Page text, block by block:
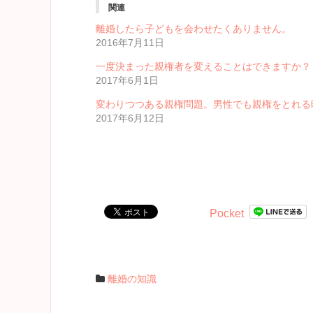
関連
離婚したら子どもを会わせたくありません。
2016年7月11日
一度決まった親権者を変えることはできますか？
2017年6月1日
変わりつつある親権問題。男性でも親権をとれ
2017年6月12日
Pocket
離婚の知識